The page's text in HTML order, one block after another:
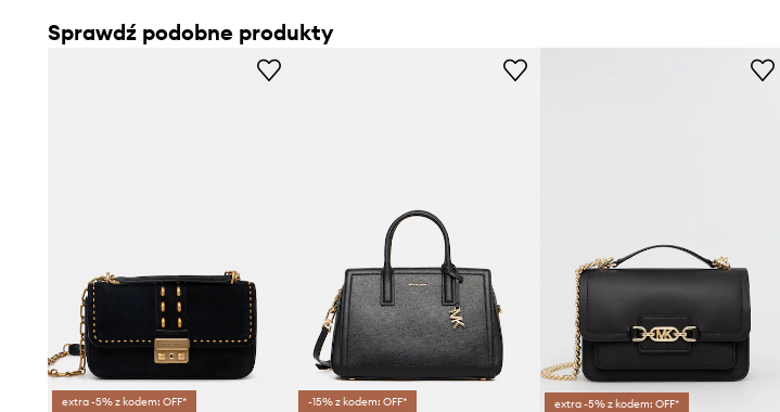
Sprawdź podobne produkty
extra -5% z kodem: OFF* -15% z kodem: OFF* extra -5% z kodem: OFF*